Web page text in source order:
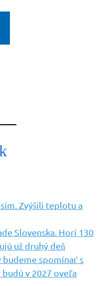
Zvýšili teplotu a
Slovenska. Horí 130
už druhý deň
budeme spomínať s
v 2027 oveľa